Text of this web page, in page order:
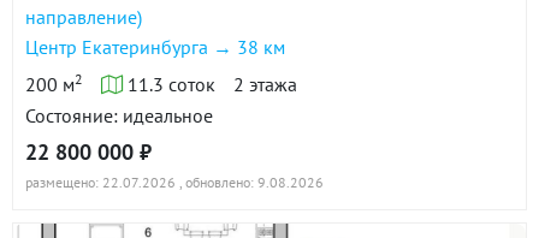
направление)
Центр Екатеринбурга → 38 км
200 м2 11.3 соток
2 этажа
Состояние: идеальное
22 800 000 ₽
размещено: 22.07.2026 , обновлено: 9.08.2026